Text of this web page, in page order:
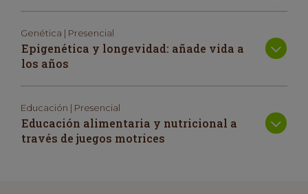
Genética | Presencial
Epigenética y longevidad: añade vida a
los años
Educación | Presencial
Educación alimentaria y nutricional a
través de juegos motrices